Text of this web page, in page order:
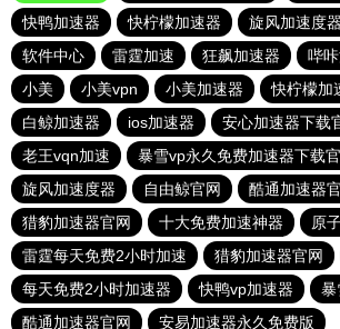
快鸭加速器
快柠檬加速器 旋风加速度器
软件中心
雷霆加速 狂飙加速器 哔
小美
小美vpn 小美加速器 快柠檬加
白鲸加速器
ios加速器
安心加速器下载
老王vqn加速
暴雪vp永久免费加速器下载
旋风加速度器
自由鲸官网 酷通加速器
猎豹加速器官网
十大免费加速神器
原
雷霆每天免费2小时加速
猎豹加速器官网
每天免费2小时加速器
快鸭vp加速器
暴
酷通加速器官网
安易加速器永久免费版